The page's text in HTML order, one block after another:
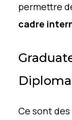
permettre
cadre
Diploma
Ce sont